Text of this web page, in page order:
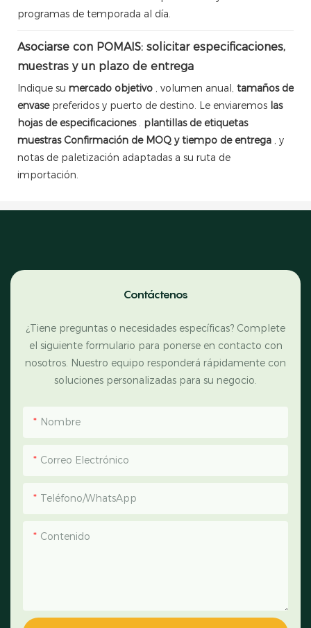
programas de temporada al día.
Asociarse con POMAIS: solicitar especificaciones,
muestras y un plazo de entrega
Indique su mercado objetivo , volumen anual, tamaños de
envasepreferidos y puerto de destino. Le enviaremos las
hojas de especificaciones. plantillas de etiquetas
muestras Confirmación de MOQ y tiempo de entrega , y
notas de paletización adaptadas a su ruta de
importación.
Contáctenos
¿Tiene preguntas o necesidades específicas? Complete
el siguiente formulario para ponerse en contacto con
nosotros. Nuestro equipo responderá rápidamente con
soluciones personalizadas para su negocio.
Nombre
Correo Electrónico
Teléfono/WhatsApp
Contenido